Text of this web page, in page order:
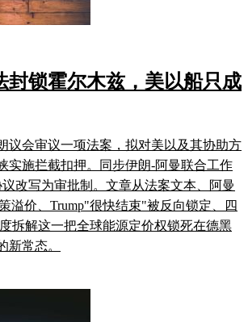
封锁霍尔木兹，美以船只成
议会审议一项法案，拟对美以及其协助方
实施拦截扣押。同步伊朗-阿曼联合工作
改写为审批制。文章从法案文本、阿曼
溢价、Trump"很快结束"被反向锁定、四
拆解这一把全球能源定价权锁死在德黑
新常态。